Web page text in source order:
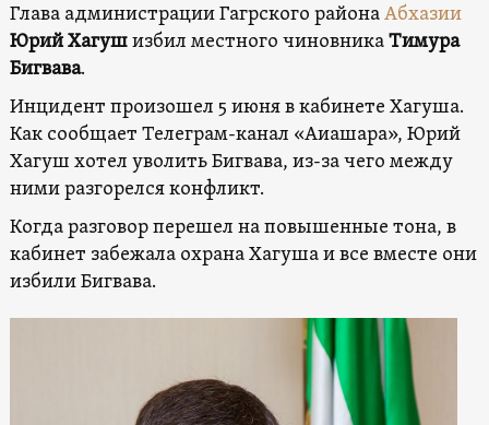
Глава администрации Гагрского районаАбхазии
Юрий Хагушизбил местного чиновникаТимура
Бигвава.
Инцидент произошел 5 июня в кабинете Хагуша.
Как сообщает Телеграм-канал «Аиашара», Юрий
Хагуш хотел уволить Бигвава, из-за чего между
ними разгорелся конфликт.
Когда разговор перешел на повышенные тона, в
кабинет забежала охрана Хагуша и все вместе они
избили Бигвава.